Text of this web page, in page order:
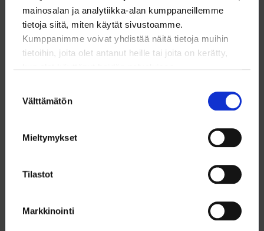
mainosalan ja analytiikka-alan kumppaneillemme
tietoja siitä, miten käytät sivustoamme.
Kumppanimme voivat yhdistää näitä tietoja muihin
tietoihin, joita olet antanut heille tai joita on kerätty,
valinta
Välttämätön
Mieltymykset
Tilastot
Markkinointi
työstä:Yhteistyö on viestintää
Lisätietoja:
09 6226 8511